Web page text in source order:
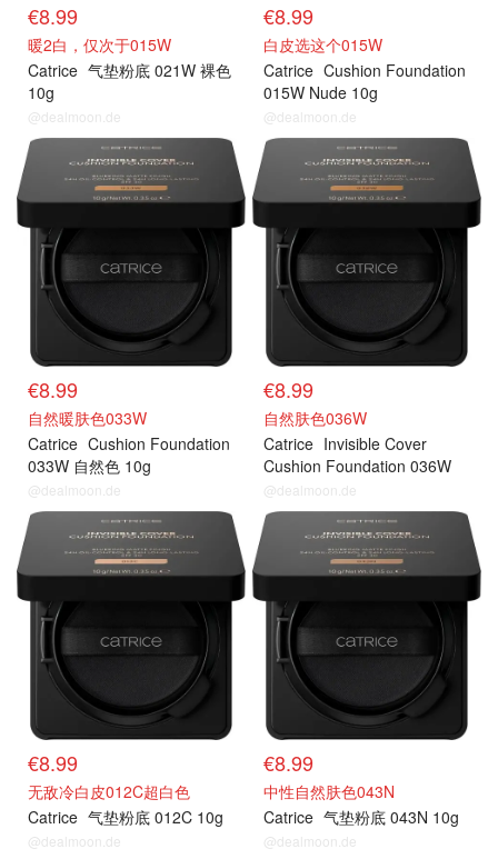
€8.99
暖2白，仅次于015W
Catrice 气垫粉底 021W 裸色
10g
@dealmoon.de
€8.99
白皮选这个015W
Catrice Cushion Foundation
015W Nude 10g
@dealmoon.de
€8.99
自然暖肤色033W
Catrice Cushion Foundation
033W 自然色 10g
@dealmoon.de
€8.99
自然肤色036W
Catrice Invisible Cover
Cushion Foundation 036W
10g
@dealmoon.de
€8.99
无敌冷白皮012C超白色
Catrice 气垫粉底 012C 10g
@dealmoon.de
€8.99
中性自然肤色043N
Catrice 气垫粉底 043N 10g
@dealmoon.de